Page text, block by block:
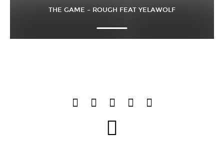
THE GAME – ROUGH FEAT YELAWOLF